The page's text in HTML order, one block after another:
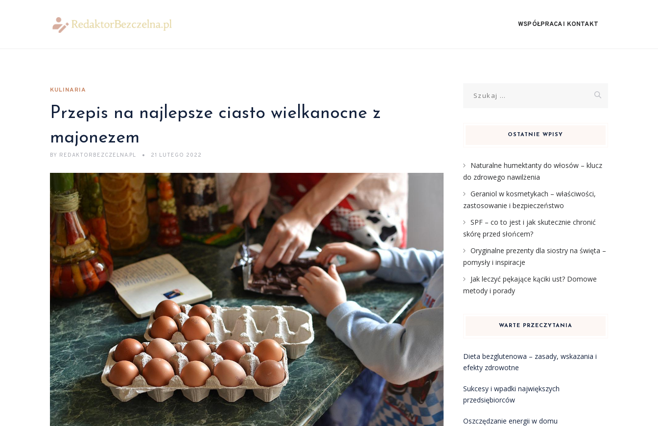
WSPÓŁPRACA I KONTAKT
KULINARIA
Przepis na najlepsze ciasto wielkanocne z
majonezem
BY REDAKTORBEZCZELNA.PL 21 LUTEGO 2022
OSTATNIE WPISY
Naturalne humektanty do włosów – klucz
do zdrowego nawilżenia
Geraniol w kosmetykach – właściwości,
zastosowanie i bezpieczeństwo
SPF – co to jest i jak skutecznie chronić
skórę przed słońcem?
Oryginalne prezenty dla siostry na święta –
pomysły i inspiracje
Jak leczyć pękające kąciki ust? Domowe
metody i porady
WARTE PRZECZYTANIA
Dieta bezglutenowa – zasady, wskazania i
efekty zdrowotne
Sukcesy i wpadki największych
przedsiębiorców
Oszczędzanie energii w domu